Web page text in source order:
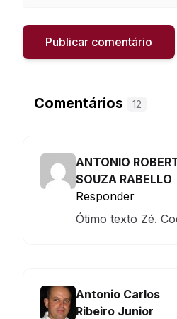
Publicar comentário
Comentários 12
ANTONIO
SOUZA RABELLO
Responder
Ótimo texto Zé.
Antonio Carlos
Ribeiro Junior